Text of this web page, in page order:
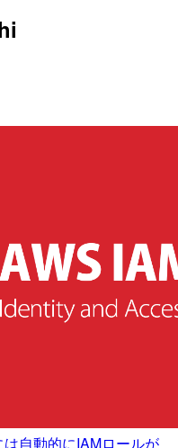
自動的にIAMロールが